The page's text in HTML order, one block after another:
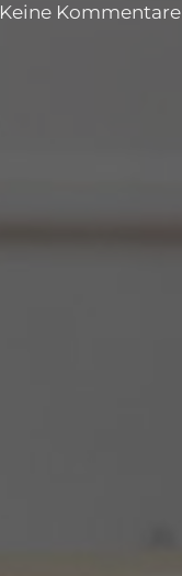
Keine Kommentare